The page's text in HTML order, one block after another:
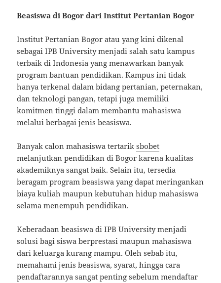
Beasiswa di Bogor dari Institut Pertanian Bogor
Institut Pertanian Bogor atau yang kini dikenal
sebagai IPB University menjadi salah satu kampus
terbaik di Indonesia yang menawarkan banyak
program bantuan pendidikan. Kampus ini tidak
hanya terkenal dalam bidang pertanian, peternakan,
dan teknologi pangan, tetapi juga memiliki
komitmen tinggi dalam membantu mahasiswa
melalui berbagai jenis beasiswa.
Banyak calon mahasiswa tertariksbobet
melanjutkan pendidikan di Bogor karena kualitas
akademiknya sangat baik. Selain itu, tersedia
beragam program beasiswa yang dapat meringankan
biaya kuliah maupun kebutuhan hidup mahasiswa
selama menempuh pendidikan.
Keberadaan beasiswa di IPB University menjadi
solusi bagi siswa berprestasi maupun mahasiswa
dari keluarga kurang mampu. Oleh sebab itu,
memahami jenis beasiswa, syarat, hingga cara
pendaftarannya sangat penting sebelum mendaftar